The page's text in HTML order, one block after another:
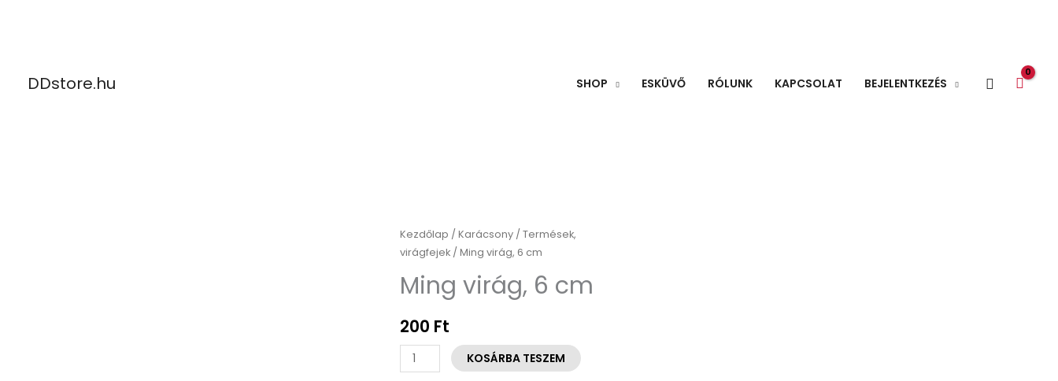
DDstore.hu SHOP ESKÜVŐ RÓLUNK KAPCSOLAT BEJELENTKEZÉS Search
Kezdőlap /Karácsony /Termések,
virágfejek / Ming virág, 6 cm
Ming virág, 6 cm
200 Ft
Ming
virág,
6
cm
mennyiség
KOSÁRBA TESZEM